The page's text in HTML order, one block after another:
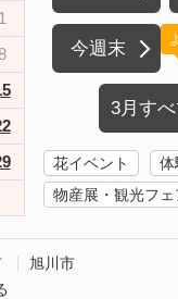
今週末
3月す
花イベント
体
物産展・観光フェ
旭川市